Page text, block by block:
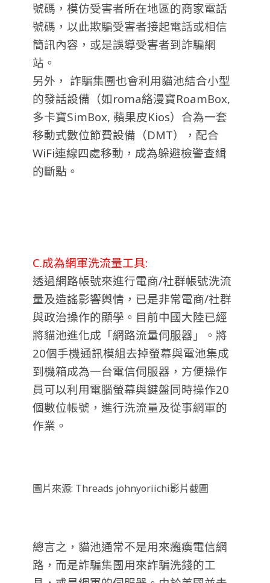
號碼，模仿受害者所在地區的商家電話
號碼，以此欺騙受害者接起電話或相信
簡訊內容，或是誤導受害者到詐騙網
站。
另外， 詐騙集團也會利用貓池結合小型
的發話設備（如roma絡漫寶RoamBox,
多卡寶SimBox, 蘋果皮Kios）合為一套
移動式數位節費設備（DMT），配合
WiFi連線四處移動，成為躲避檢警查緝
的斷點。
C.成為網軍洗流量工具:
透過網路帳號來進行電商/社群帳號洗流
量及造謠影響輿情，已是非常電商/社群
與政治操作的顯學。目前中國大陸已經
將貓池進化成「網路流量伺服器」。將
20個手機通訊模組去掉螢幕與電池集成
到機箱成為一台電信伺服器，方便操作
員可以利用電腦螢幕與鍵盤同時操作20
個數位帳號，進行洗流量及從事網軍的
作業。
圖片來源: Threads johnyoriichi影片截圖
總言之，貓池通常不是用來癱瘓電信網
路，而是詐騙集團用來詐騙洗錢的工